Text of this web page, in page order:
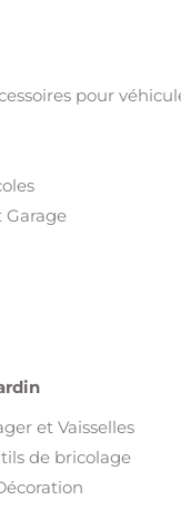
pour
et Vaisselles
de bricolage